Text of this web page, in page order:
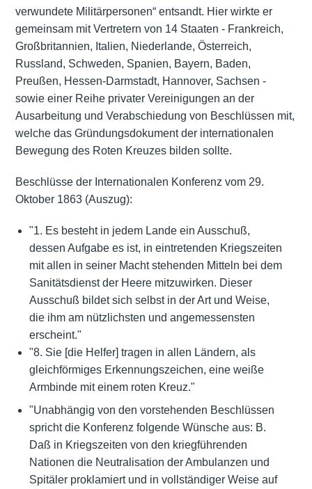
verwundete Militärpersonen“ entsandt. Hier wirkte er
gemeinsam mit Vertretern von 14 Staaten - Frankreich,
Großbritannien, Italien, Niederlande, Österreich,
Russland, Schweden, Spanien, Bayern, Baden,
Preußen, Hessen-Darmstadt, Hannover, Sachsen -
sowie einer Reihe privater Vereinigungen an der
Ausarbeitung und Verabschiedung von Beschlüssen mit,
welche das Gründungsdokument der internationalen
Bewegung des Roten Kreuzes bilden sollte.
Beschlüsse der Internationalen Konferenz vom 29.
Oktober 1863 (Auszug):
"1. Es besteht in jedem Lande ein Ausschuß,
dessen Aufgabe es ist, in eintretenden Kriegszeiten
mit allen in seiner Macht stehenden Mitteln bei dem
Sanitätsdienst der Heere mitzuwirken. Dieser
Ausschuß bildet sich selbst in der Art und Weise,
die ihm am nützlichsten und angemessensten
erscheint."
"8. Sie [die Helfer] tragen in allen Ländern, als
gleichförmiges Erkennungszeichen, eine weiße
Armbinde mit einem roten Kreuz."
"Unabhängig von den vorstehenden Beschlüssen
spricht die Konferenz folgende Wünsche aus: B.
Daß in Kriegszeiten von den kriegführenden
Nationen die Neutralisation der Ambulanzen und
Spitäler proklamiert und in vollständiger Weise auf